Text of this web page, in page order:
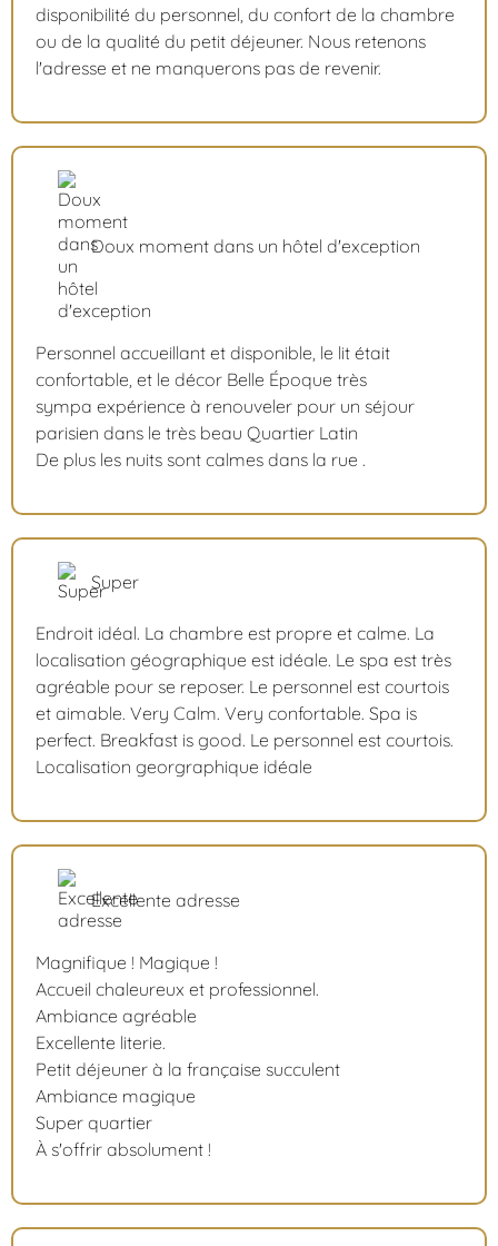
disponibilité du personnel, du confort de la chambre
ou de la qualité du petit déjeuner. Nous retenons
l'adresse et ne manquerons pas de revenir.
Doux moment dans un hôtel d'exception
Personnel accueillant et disponible, le lit était
confortable, et le décor Belle Époque très
sympa expérience à renouveler pour un séjour
parisien dans le très beau Quartier Latin
De plus les nuits sont calmes dans la rue .
Super
Endroit idéal. La chambre est propre et calme. La
localisation géographique est idéale. Le spa est très
agréable pour se reposer. Le personnel est courtois
et aimable. Very Calm. Very confortable. Spa is
perfect. Breakfast is good. Le personnel est courtois.
Localisation georgraphique idéale
Excellente adresse
Magnifique ! Magique !
Accueil chaleureux et professionnel.
Ambiance agréable
Excellente literie.
Petit déjeuner à la française succulent
Ambiance magique
Super quartier
À s'offrir absolument !